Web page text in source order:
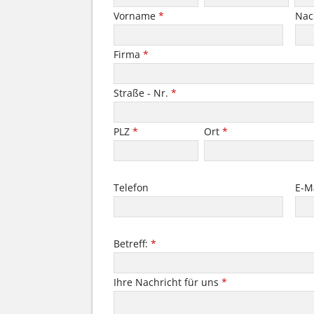
Vorname *
Firma *
Straße - Nr. *
PLZ * Ort *
Telefon E-
Betreff: *
Ihre Nachricht für uns *